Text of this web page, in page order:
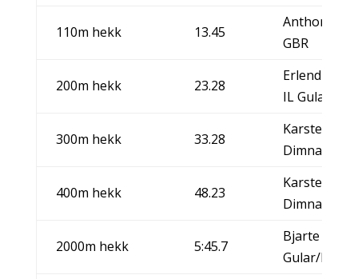
110m hekk 13.45
Anthony
GBR
200m hekk 23.28
Erlend
IL Gular/
300m hekk 33.28
Karsten
Dimna IL/
400m hekk 48.23
Karsten
Dimna IL/
2000m hekk 5:45.7
Bjarte
Gular/NOR